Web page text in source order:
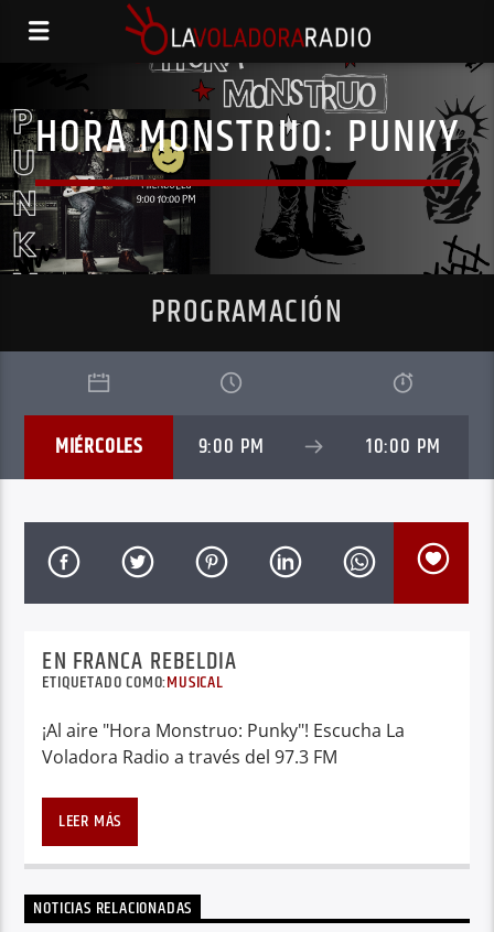
HORA MONSTRUO: PUNKY
PROGRAMACIÓN
MIÉRCOLES 9:00 PM 10:00 PM
EN FRANCA REBELDIA
ETIQUETADO COMO:MUSICAL
¡Al aire "Hora Monstruo: Punky"! Escucha La
Voladora Radio a través del 97.3 FM
LEER MÁS
NOTICIAS RELACIONADAS